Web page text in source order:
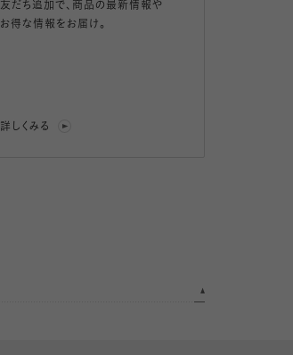
友だち追加で、 商品の最新情報や
お得な情報をお届け。
詳しくみる